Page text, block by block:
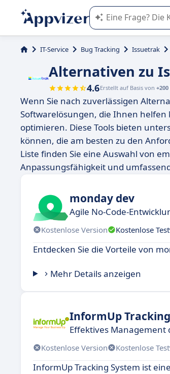
Die KI von
IT-Service Bug Tracking Issuetrak
Alternativen zu
4.6Erstellt auf Basis von
Wenn Sie nach zuverlässigen
Softwarelösungen, die Ihnen
optimieren. Diese Tools bieten
können, die am besten zu den
Liste finden Sie eine Auswahl von
Anpassungsfähigkeit und
monday dev
Agile No-Code-
Kostenlose Version Kostenlose
Entdecken Sie die Vorteile von
Mehr Details anzeigen
InformUp
Effektives Management
Kostenlose Version Kostenlose
InformUp Tracking System ist